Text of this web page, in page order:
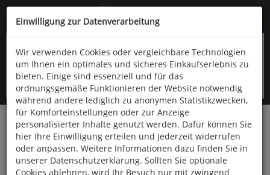
Kompletten Head der Seite überspringen
oder (06766) 9323-960
Startseite Technik & Freizeit
Spiel & Spaß
Gesellschaftsspiele
Mini-Tischkicker
Einwilligung zur Datenverarbeitung
Wir verwenden Cookies oder vergleichbare Technologien
um Ihnen ein optimales und sicheres Einkaufserlebnis zu
bieten. Einige sind essenziell und für das
ordnungsgemäße Funktionieren der Website notwendig
während andere lediglich zu anonymen Statistikzwecken,
für Komforteinstellungen oder zur Anzeige
personalisierter Inhalte genutzt werden. Dafür können Sie
hier Ihre Einwilligung erteilen und jederzeit widerrufen
oder anpassen. Weitere Informationen dazu finden Sie in
unserer Datenschutzerklärung. Sollten Sie optionale
Cookies ablehnen, wird Ihr Besuch nur mit zwingend